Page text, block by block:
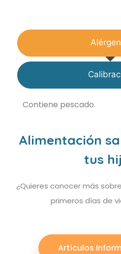
Contiene pescado.
Alimentación
tus
¿Quieres conocer más
primeros días de
Artículos